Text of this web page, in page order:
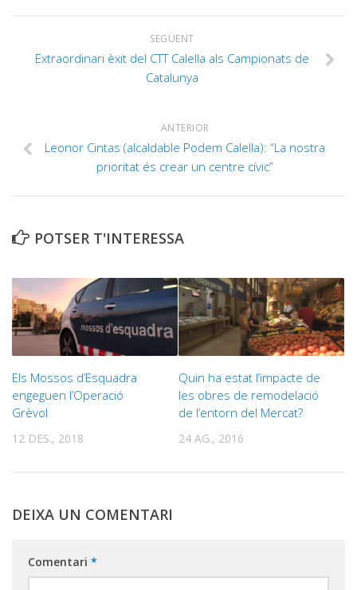
SEGÜENT
Extraordinari èxit del CTT Calella als Campionats de
Catalunya
ANTERIOR
Leonor Cintas (alcaldable Podem Calella): “La nostra
prioritat és crear un centre cívic”
POTSER T'INTERESSA
Els Mossos d’Esquadra
engeguen l’Operació
Grèvol
12 DES., 2018
Quin ha estat l’impacte de
les obres de remodelació
de l’entorn del Mercat?
24 AG., 2016
DEIXA UN COMENTARI
Comentari *